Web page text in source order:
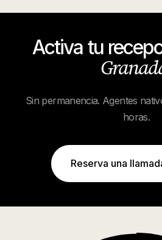
Activa tu
Sin permanencia. Agentes
horas.
Reserva una